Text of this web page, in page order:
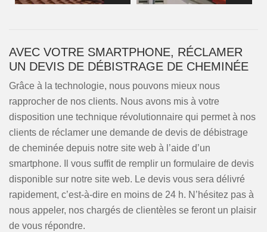
AVEC VOTRE SMARTPHONE, RÉCLAMER
UN DEVIS DE DÉBISTRAGE DE CHEMINÉE
Grâce à la technologie, nous pouvons mieux nous
rapprocher de nos clients. Nous avons mis à votre
disposition une technique révolutionnaire qui permet à nos
clients de réclamer une demande de devis de débistrage
de cheminée depuis notre site web à l’aide d’un
smartphone. Il vous suffit de remplir un formulaire de devis
disponible sur notre site web. Le devis vous sera délivré
rapidement, c’est-à-dire en moins de 24 h. N’hésitez pas à
nous appeler, nos chargés de clientèles se feront un plaisir
de vous répondre.